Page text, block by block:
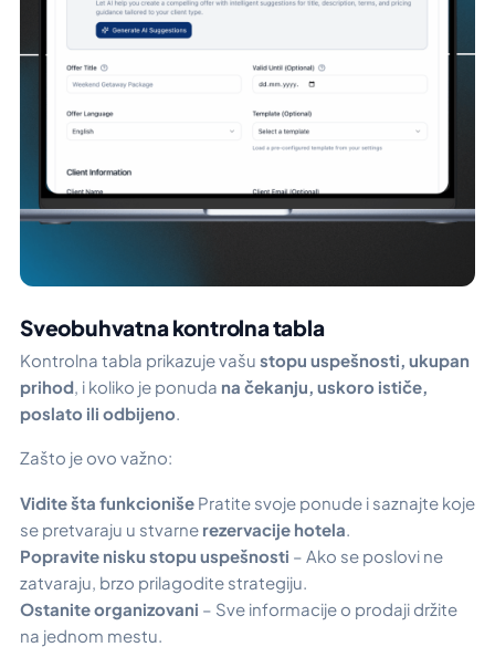
Sveobuhvatna kontrolna tabla
Kontrolna tabla prikazuje vašu stopu uspešnosti, ukupan
prihod, i koliko je ponuda na čekanju, uskoro ističe,
poslato ili odbijeno.
Zašto je ovo važno:
Vidite šta funkcioniše Pratite svoje ponude i saznajte koje
se pretvaraju u stvarne rezervacije hotela.
Popravite nisku stopu uspešnosti – Ako se poslovi ne
zatvaraju, brzo prilagodite strategiju.
Ostanite organizovani – Sve informacije o prodaji držite
na jednom mestu.